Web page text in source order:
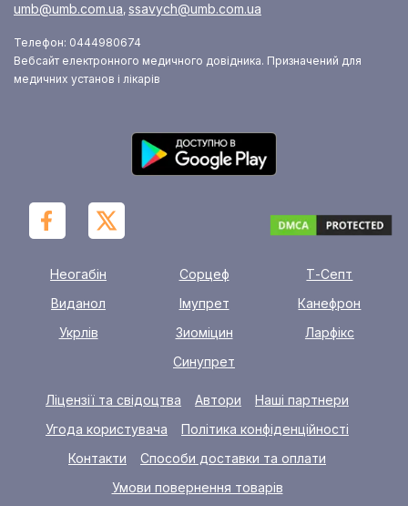
umb@umb.com.ua, ssavych@umb.com.ua
Телефон: 0444980674
Вебсайт електронного медичного довідника. Призначений для
медичних установ і лікарів
Неогабін Сорцеф
Т-Септ
Виданол
Імупрет
Канефрон
Укрлів
Зиоміцин
Ларфікс
Синупрет
Ліцензії та свідоцтва Автори
Наші партнери
Угода користувача
Політика конфіденційності
Контакти
Способи доставки та оплати
Умови повернення товарів